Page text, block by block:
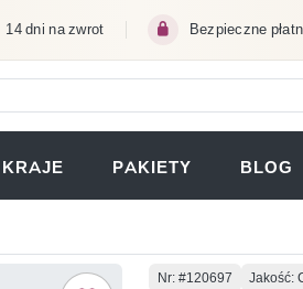
14 dni na zwrot Bezpieczne
KARCIE)
KRAJE PAKIETY BLOG
Numer
Nr: #120697 Jakość: